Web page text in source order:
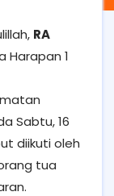
RA
Harapan 1
Sabtu, 16
diikuti oleh
tua